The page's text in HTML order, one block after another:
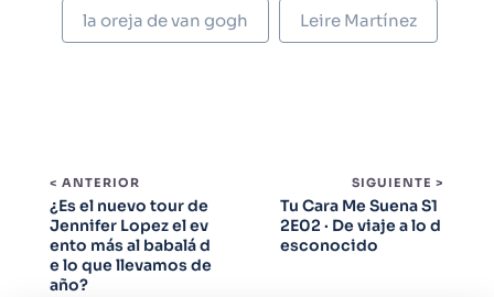
la oreja de van gogh Leire Martínez
< ANTERIOR
¿Es el nuevo tour de
Jennifer Lopez el ev
ento más al babalá d
e lo que llevamos de
año?
SIGUIENTE >
Tu Cara Me Suena S1
2E02 · De viaje a lo d
esconocido